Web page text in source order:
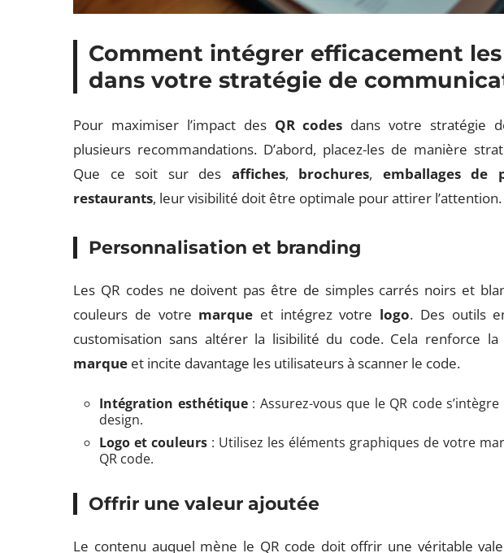
Comment intégrer efficacement les
dans votre stratégie de
Pour maximiser l’impact des QR codes dans votre stratégie
plusieurs recommandations. D’abord, placez-les de manière
Que ce soit sur des affiches, brochures, emballages de
restaurants, leur visibilité doit être optimale pour attirer l’attention.
Personnalisation et branding
Les QR codes ne doivent pas être de simples carrés noirs et
couleurs de votre marque et intégrez votre logo. Des outils
customisation sans altérer la lisibilité du code. Cela renforce la
marque et incite davantage les utilisateurs à scanner le code.
Intégration esthétique: Assurez-vous que le QR code
design.
Logo et couleurs : Utilisez les éléments graphiques de votre
QR code.
Offrir une valeur ajoutée
Le contenu auquel mène le QR code doit offrir une véritable